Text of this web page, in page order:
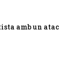
amb un atac